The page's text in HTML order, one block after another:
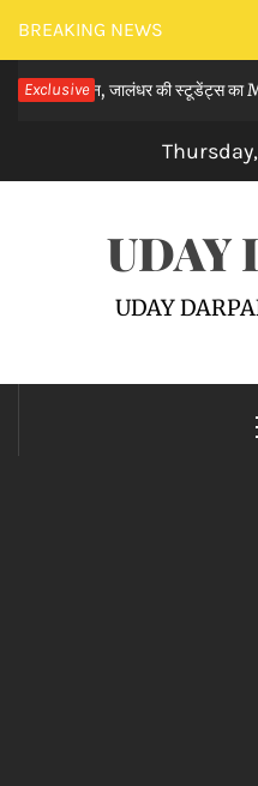
Skip
to
content
BREAKING NEWS
Exclusive
जालंधर की स्टूडेंट्स का M.Sc. फैशन
UDAY
UDAY